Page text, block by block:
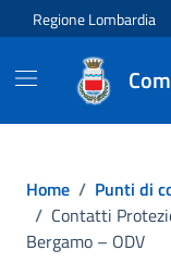
Vai ai contenuti
Vai al footer
Regione Lombardia
Home / Punti di
/ Contatti
Bergamo – ODV